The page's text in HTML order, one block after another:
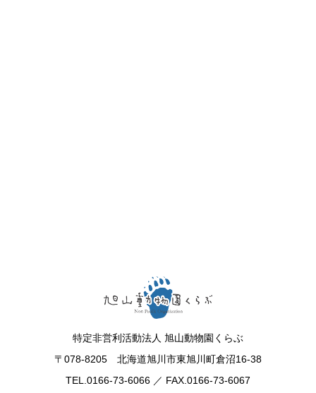
特定非営利活動法人 旭山動物園くらぶ
〒078-8205 北海道旭川市東旭川町倉沼16-38
TEL.0166-73-6066 ／ FAX.0166-73-6067